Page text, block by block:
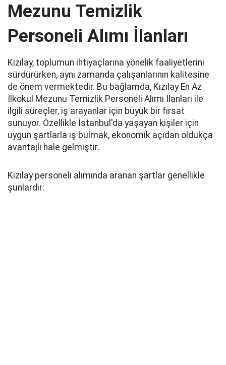
Mezunu Temizlik
Personeli Alımı İlanları
Kızılay, toplumun ihtiyaçlarına yönelik faaliyetlerini
sürdürürken, aynı zamanda çalışanlarının kalitesine
de önem vermektedir. Bu bağlamda, Kızılay En Az
İlkokul Mezunu Temizlik Personeli Alımı İlanları ile
ilgili süreçler, iş arayanlar için büyük bir fırsat
sunuyor. Özellikle İstanbul'da yaşayan kişiler için
uygun şartlarla iş bulmak, ekonomik açıdan oldukça
avantajlı hale gelmiştir.
Kızılay personeli alımında aranan şartlar genellikle
şunlardır: